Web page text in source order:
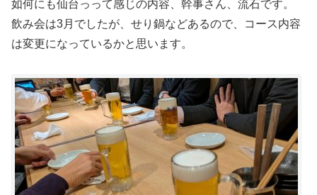
如何にも仙台っって感じの内容、幹事さん、流石です。
飲み会は3月でしたが、せり鍋などあるので、コース内容
は変更になっているかと思います。